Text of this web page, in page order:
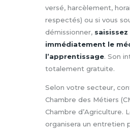
versé, harcèlement,
respectés) ou si vous
démissionner, saisissez
immédiatement le
l’apprentissage. Son
totalement gratuite.
Selon votre secteur,
Chambre des Métiers
Chambre d’Agriculture.
organisera un entretien